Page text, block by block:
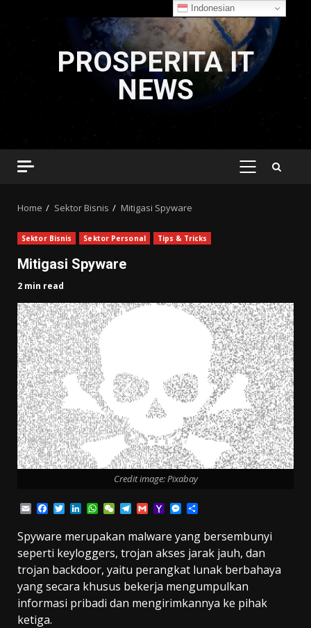
PROSPERITA IT
NEWS
PRIMARY
Home Sektor Bisnis Mitigasi Spyware
Sektor Bisnis Sektor Personal Tips & Tricks
Mitigasi Spyware
2 min read
Credit image: Pixabay
EmailFacebook
TwitterLinkedIn
WhatsApp
WeChatTelegram
GmailYahooMessenger
Spyware merupakan malware yang bersembunyi
seperti keyloggers, trojan akses jarak jauh, dan
trojan backdoor, yaitu perangkat lunak berbahaya
yang secara khusus bekerja mengumpulkan
informasi pribadi dan mengirimkannya ke pihak
ketiga.
Indonesian